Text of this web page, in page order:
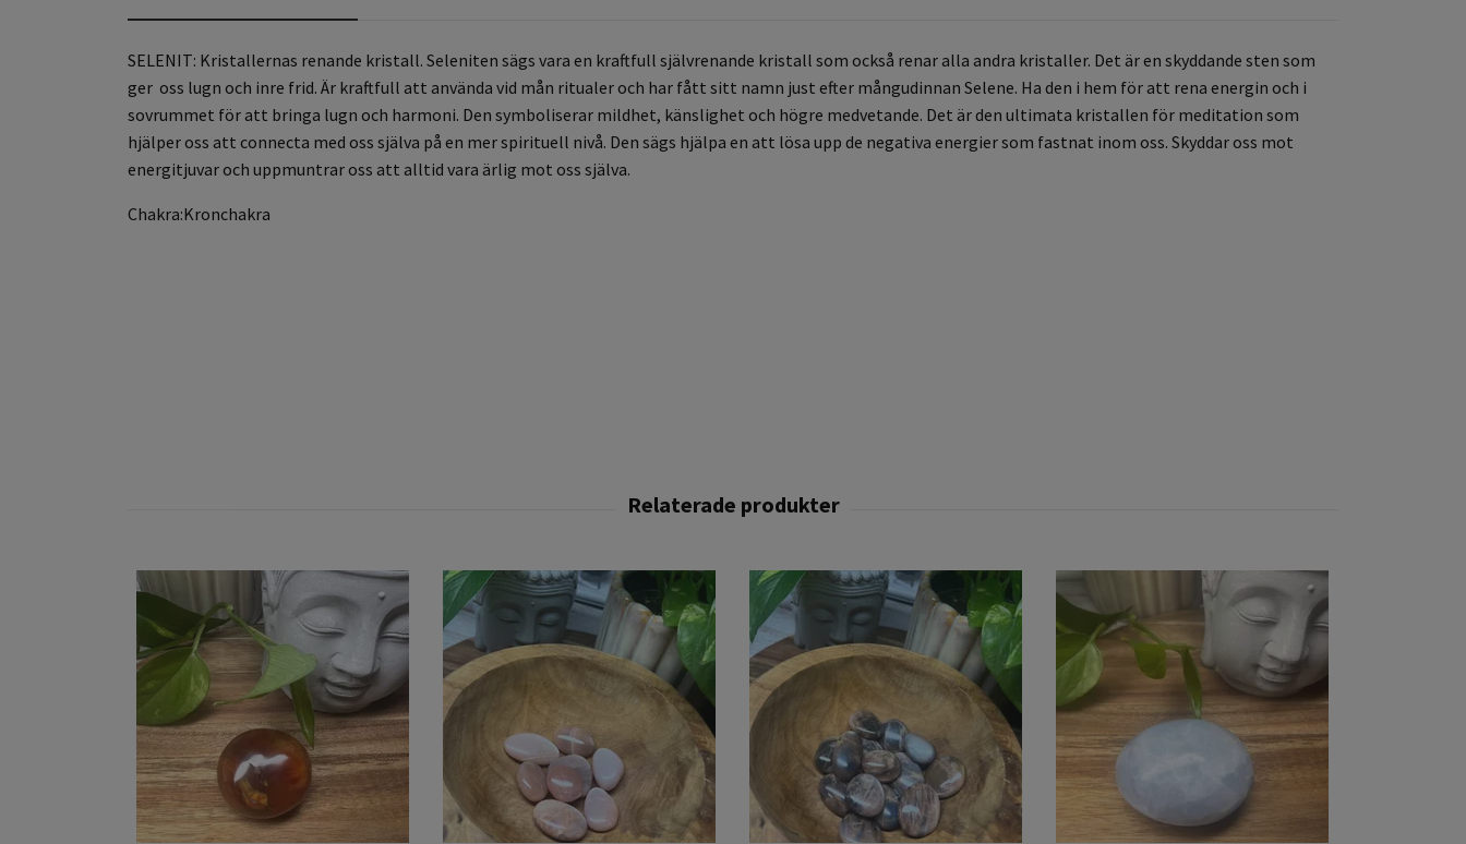
SELENIT: Kristallernas renande kristall. Seleniten sägs vara en kraftfull självrenande kristall som också renar alla andra kristaller. Det är en skyddande sten som
ger oss lugn och inre frid. Är kraftfull att använda vid mån ritualer och har fått sitt namn just efter mångudinnan Selene. Ha den i hem för att rena energin och i
sovrummet för att bringa lugn och harmoni. Den symboliserar mildhet, känslighet och högre medvetande. Det är den ultimata kristallen för meditation som
hjälpeross att connecta med oss själva på en mer spirituell nivå. Den sägs hjälpa en att lösa upp de negativa energier som fastnat inom oss. Skyddar oss mot
energitjuvar och uppmuntrar oss att alltid vara ärlig mot oss själva.
Chakra:Kronchakra